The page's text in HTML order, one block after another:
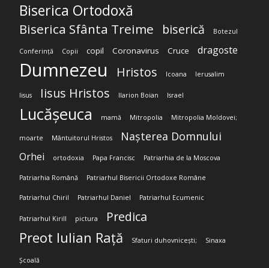
Biserica Ortodoxă
Biserica Sfânta Treime biserică Botezul
Conferință Copii copil Coronavirus Cruce dragoste
Dumnezeu Hristos Icoana Ierusalim
Iisus Iisus Hristos Ilarion Boian Israel
Lucășeuca mamă Mitropolia Mitropolia Moldovei;
moarte Mântuitorul Hristos Nașterea Domnului
Orhei ortodoxia Papa Francisc Patriarhia de la Moscova
Patriarhia Română Patriarhul Bisericii Ortodoxe Române
Patriarhul Chiril Patriarhul Daniel Patriarhul Ecumenic
Patriarhul Kirill pictura Predica
Preot Iulian Rață Sfaturi duhovnicești; Sinaxa
Școală